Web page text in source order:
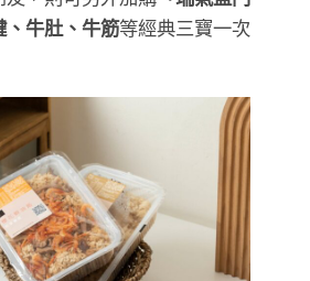
、牛肚、牛筋等經典三寶一次